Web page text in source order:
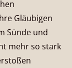
Gläubigen
Sünde und
mehr so stark